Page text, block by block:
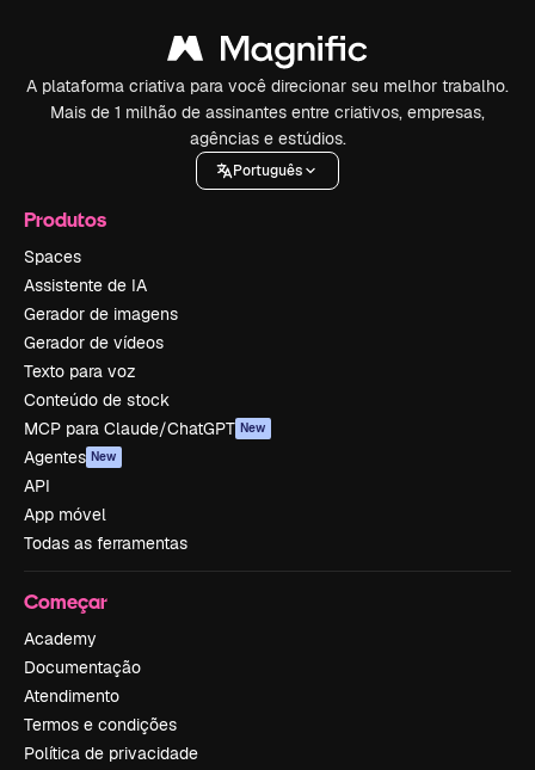
A plataforma criativa para você direcionar seu melhor trabalho.
Mais de 1 milhão de assinantes entre criativos, empresas,
agências e estúdios.
Português
Produtos
Spaces
Assistente de IA
Gerador de imagens
Gerador de vídeos
Texto para voz
Conteúdo de stock
MCP para Claude/ChatGPT New
Agentes New
API
App móvel
Todas as ferramentas
Começar
Academy
Documentação
Atendimento
Termos e condições
Política de privacidade